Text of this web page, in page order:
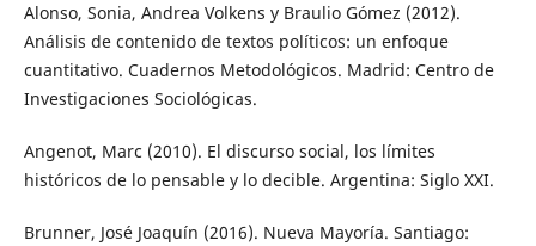
Alonso, Sonia, Andrea Volkens y Braulio Gómez (2012).
Análisis de contenido de textos políticos: un enfoque
cuantitativo. Cuadernos Metodológicos. Madrid: Centro de
Investigaciones Sociológicas.
Angenot, Marc (2010). El discurso social, los límites
históricos de lo pensable y lo decible. Argentina: Siglo XXI.
Brunner, José Joaquín (2016). Nueva Mayoría. Santiago: